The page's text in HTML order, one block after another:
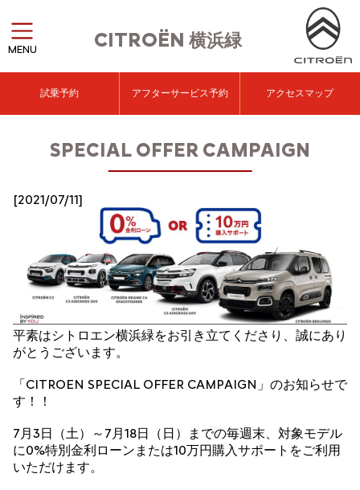
CITROËN 横浜緑
MENU
試乗予約 アフターサービス予約 アクセスマップ
SPECIAL OFFER CAMPAIGN
[2021/07/11]
平素はシトロエン横浜緑をお引き立てくださり、誠にあり
がとうございます。
「CITROEN SPECIAL OFFER CAMPAIGN」のお知らせで
す！！
7月3日（土）～7月18日（日）までの毎週末、対象モデル
に0%特別金利ローンまたは10万円購入サポートをご利用
いただけます。